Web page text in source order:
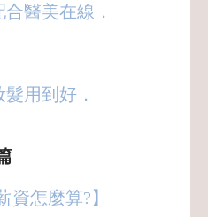
醫美在線．
用到好．
資怎麼算?】